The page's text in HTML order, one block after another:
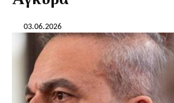
03.06.2026